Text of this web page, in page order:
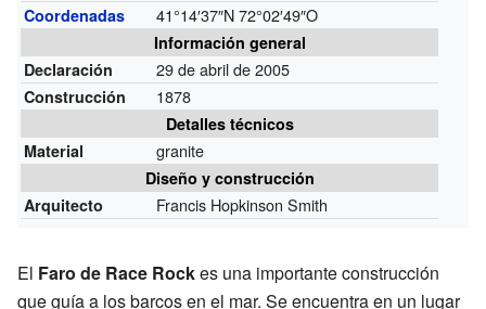
Coordenadas 41°14′37″N72°02′49″O
Información general
Declaración
29 de abril de 2005
Construcción 1878
Detalles técnicos
Material
granite
Diseño y construcción
Arquitecto
Francis Hopkinson Smith
El Faro de Race Rockes una importante construcción
que guía a los barcos en el mar. Se encuentra en un lugar